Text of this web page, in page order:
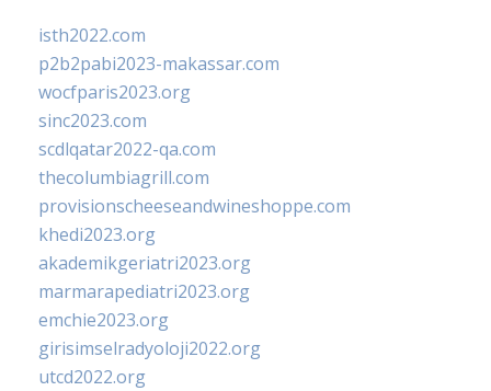
isth2022.com
p2b2pabi2023-makassar.com
wocfparis2023.org
sinc2023.com
scdlqatar2022-qa.com
thecolumbiagrill.com
provisionscheeseandwineshoppe.com
khedi2023.org
akademikgeriatri2023.org
marmarapediatri2023.org
emchie2023.org
girisimselradyoloji2022.org
utcd2022.org